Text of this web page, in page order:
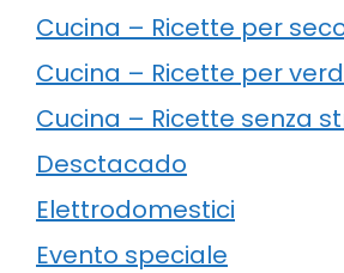
Cucina – Ricette per
Cucina – Ricette per
Cucina – Ricette senza
Desctacado
Elettrodomestici
Evento speciale